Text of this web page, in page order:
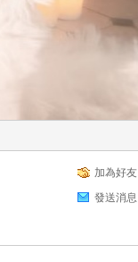
加為好友
發送消息